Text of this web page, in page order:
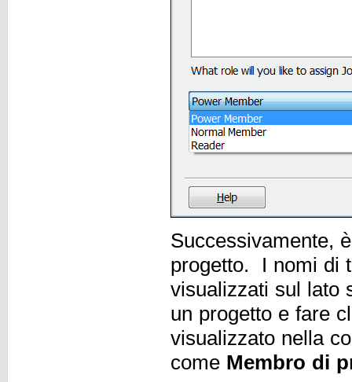
Successivamente,
progetto. I nomi di
visualizzati sul lato
un progetto e fare
visualizzato nella
come Membro di